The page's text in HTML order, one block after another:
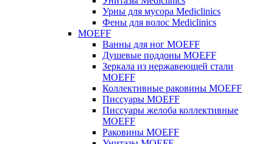
Урны для мусора Mediclinics
Фены для волос Mediclinics
MOEFF
Ванны для ног MOEFF
Душевые поддоны MOEFF
Зеркала из нержавеющей стали
MOEFF
Коллективные раковины MOEFF
Писсуары MOEFF
Писсуары желоба коллективные
MOEFF
Раковины MOEFF